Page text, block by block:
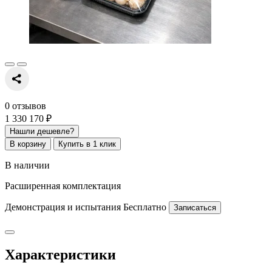
0 отзывов
1 330 170 ₽
Нашли дешевле?
В корзину
Купить в 1 клик
В наличии
Расширенная комплектация
Демонстрация и испытания Бесплатно Записаться
Характеристики